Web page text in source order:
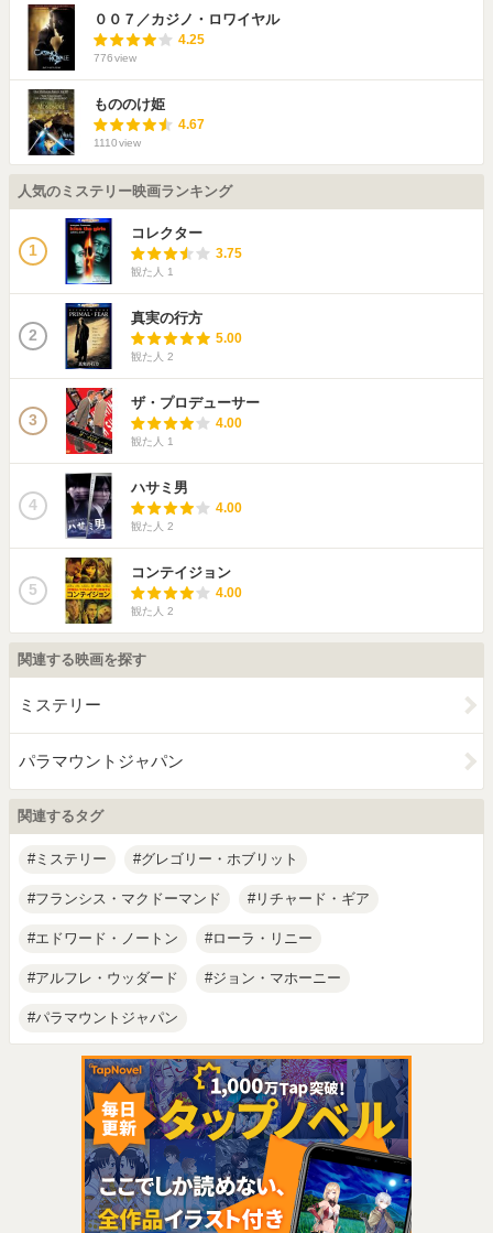
００７／カジノ・ロワイヤル
4.25
776view
もののけ姫
4.67
1110view
人気のミステリー映画ランキング
1
コレクター
3.75
観た人 1
2
真実の行方
5.00
観た人 2
3
ザ・プロデューサー
4.00
観た人 1
4
ハサミ男
4.00
観た人 2
5
コンテイジョン
4.00
観た人 2
関連する映画を探す
ミステリー
パラマウントジャパン
関連するタグ
ミステリー グレゴリー・ホブリット
フランシス・マクドーマンド リチャード・ギア
エドワード・ノートン ローラ・リニー
アルフレ・ウッダード ジョン・マホーニー
パラマウントジャパン